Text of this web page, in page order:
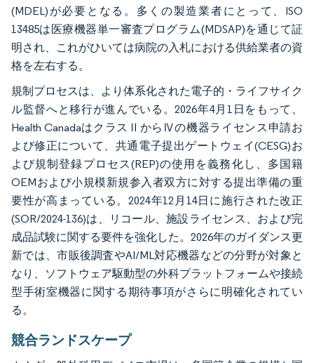
(MDEL)が必要となる。多くの製造業者にとって、ISO
13485は医療機器単一審査プログラム(MDSAP)を通じて証
明され、これがひいては病院の入札における供給業者の資
格を左右する。
規制プロセスは、より体系化された電子的・ライフサイク
ル監督へと移行が進んでいる。2026年4月1日をもって、
Health CanadaはクラスⅡからⅣの機器ライセンス申請お
よび修正について、共通電子提出ゲートウェイ(CESG)お
よび規制登録プロセス(REP)の使用を義務化し、多国籍
OEMおよび小規模新規参入者双方に対する提出準備の重
要性が高まっている。2024年12月14日に施行された改正
(SOR/2024-136)は、リコール、施設ライセンス、および完
成品試験に関する要件を強化した。2026年のガイダンス更
新では、市販後調査やAI/ML対応機器などの分野が対象と
なり、ソフトウェア駆動型の外科プラットフォームや接続
型手術室機器に関する期待事項がさらに明確化されてい
る。
競合ランドスケープ